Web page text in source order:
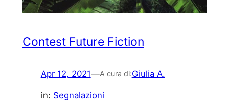
Contest Future Fiction
Apr 12, 2021—A cura di:Giulia A.
in: Segnalazioni